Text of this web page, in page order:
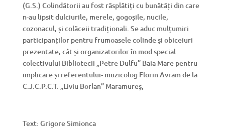
(G.S.) Colindătorii au fost răsplătiți cu bunătăți din care
n-au lipsit dulciurile, merele, gogoșile, nucile,
cozonacul, și colăceii tradiționali. Se aduc mulțumiri
participanților pentru frumoasele colinde și obiceiuri
prezentate, cât și organizatorilor în mod special
colectivului Bibliotecii „Petre Dulfu” Baia Mare pentru
implicare și referentului- muzicolog Florin Avram de la
C.J.C.P.C.T. „Liviu Borlan” Maramureș,
Text: Grigore Simionca